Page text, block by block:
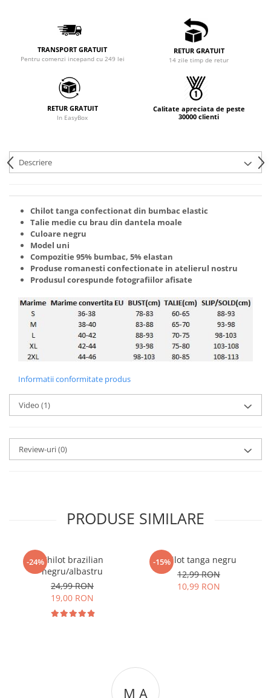
TRANSPORT GRATUIT
Pentru comenzi incepand cu 249 lei
RETUR GRATUIT
14 zile timp de retur
RETUR GRATUIT
In EasyBox
Calitate apreciata de peste
30000 clienti
Descriere
Chilot tanga confectionat din bumbac elastic
Talie medie cu brau din dantela moale
Culoare negru
Model uni
Compozitie 95% bumbac, 5% elastan
Produse romanesti confectionate in atelierul nostru
Produsul corespunde fotografiilor afisate
Informatii conformitate produs
Video (1)
Review-uri(0)
PRODUSE SIMILARE
-24%Chilot brazilian
negru/albastru
24,99 RON
19,00 RON
-15%Chilot tanga negru
12,99 RON
10,99 RON